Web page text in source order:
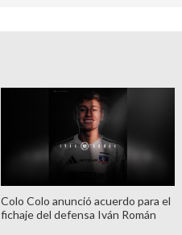
Colo Colo anunció acuerdo para el
fichaje del defensa Iván Román